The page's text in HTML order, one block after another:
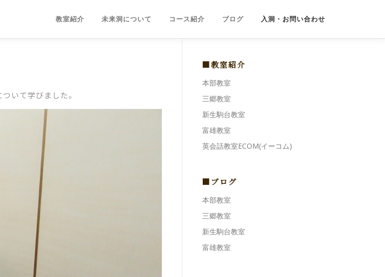
教室紹介 未来洞について コース紹介 ブログ 入洞・お問い合わせ
いて学びました。
■教室紹介
本部教室
三郷教室
新生駒台教室
富雄教室
英会話教室ECOM(イーコム)
■ブログ
本部教室
三郷教室
新生駒台教室
富雄教室